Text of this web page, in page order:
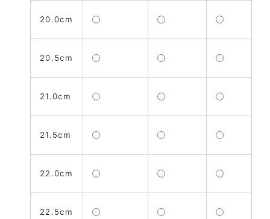
20.0cm
20.5cm
21.0cm
21.5cm
22.0cm
22.5cm